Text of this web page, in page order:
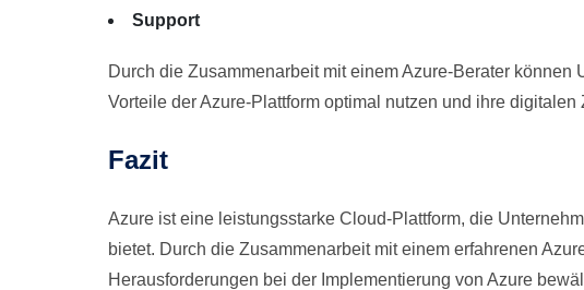
Support
Durch die Zusammenarbeit mit einem Azure-Berater
Vorteile der Azure-Plattform optimal nutzen und ihre digitalen
Fazit
Azure ist eine leistungsstarke Cloud-Plattform, die
bietet. Durch die Zusammenarbeit mit einem erfahrenen
Herausforderungen bei der Implementierung von Azure